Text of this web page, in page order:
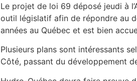
Le projet de loi 69 déposé jeudi à
outil législatif afin de répondre au
années au Québec et est bien
Plusieurs plans sont intéressants
Côté, passant du développement